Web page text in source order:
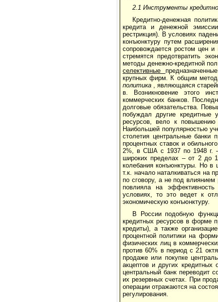
2.1 Инструменты
Кредитно-денежная
кредита и денежной
рестрикция). В условиях
конъюнктуру путем
сопровождается ростом цен
стремятся предотвратить
методы денежно-кредитной
селективные
крупных фирм. К общим
политика , являющаяся
в. Возникновение этого
коммерческих банков.
долговые обязательства.
побуждал другие кредитные
ресурсов, вело к повышению
Наибольшей популярностью
столетия центральные банки
процентных ставок и
2%, в США с 1937 по 1948 г.
широких пределах – от 2 до
колебания конъюнктуры. Но в
т.к. начало наталкиваться на
по сговору, а не под влиянием
повлияла на
условиях, то это ведет к
экономическую конъюнктуру.
В России подобную
кредитных ресурсов в форме
кредиты), а также
процентной политики на
физических лиц в
против 60% в период с 21
продаже или покупке
акцептов и других кредитных
центральный банк переводит
их резервных счетах. При
операции отражаются на
регулирования.